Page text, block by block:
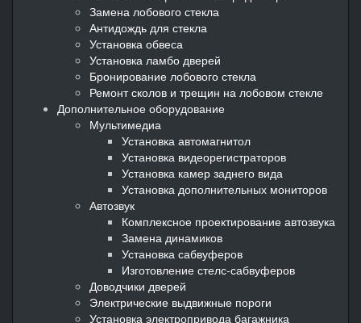
Замена лобового стекла
Антидождь для стекла
Установка обвеса
Установка ламбо дверей
Бронирование лобового стекла
Ремонт сколов и трещин на лобовом стекле
Дополнительное оборудование
Мультимедиа
Установка автомагнитол
Установка видеорегистраторов
Установка камер заднего вида
Установка дополнительных мониторов
Автозвук
Комплексное проектирование автозвука
Замена динамиков
Установка сабвуферов
Изготовление стелс-сабвуферов
Доводчики дверей
Электрические выдвижные пороги
Установка электропривода багажника